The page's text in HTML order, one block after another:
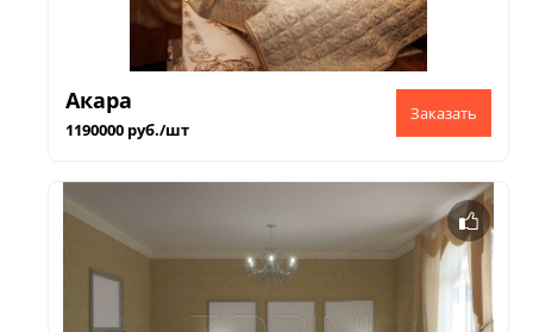
Акара
1190000 руб./шт